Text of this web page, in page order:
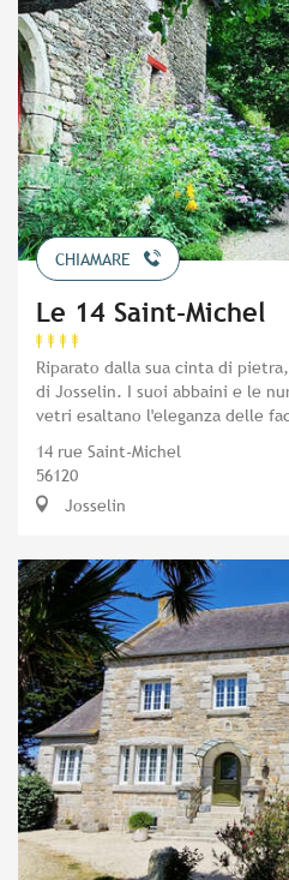
CHIAMARE
Le 14 Saint-Michel
Riparato dalla sua cinta di
di Josselin. I suoi abbaini e le
vetri esaltano l'eleganza delle
14 rue Saint-Michel
56120
Josselin